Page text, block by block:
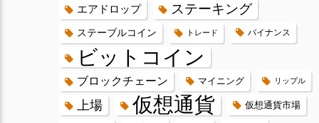
エアドロップ ステーキング
ステーブルコイン トレード バイナンス
ビットコイン
ブロックチェーン マイニング リップル
上場 仮想通貨 仮想通貨市場